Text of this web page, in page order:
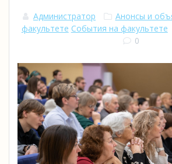
Администратор Анонсы и
факультете События на факультете
0